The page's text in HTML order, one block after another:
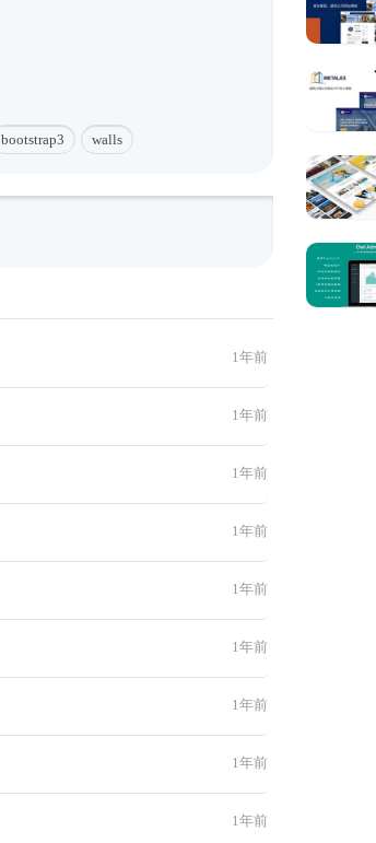
bootstrap3 walls
1年前
1年前
1年前
1年前
1年前
1年前
1年前
1年前
1年前